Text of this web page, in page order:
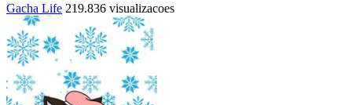
Gacha Life 219.836 visualizacoes